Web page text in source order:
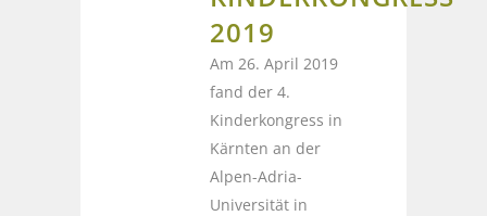
2019
Am 26. April 2019
fand der 4.
Kinderkongress in
Kärnten an der
Alpen-Adria-
Universität in